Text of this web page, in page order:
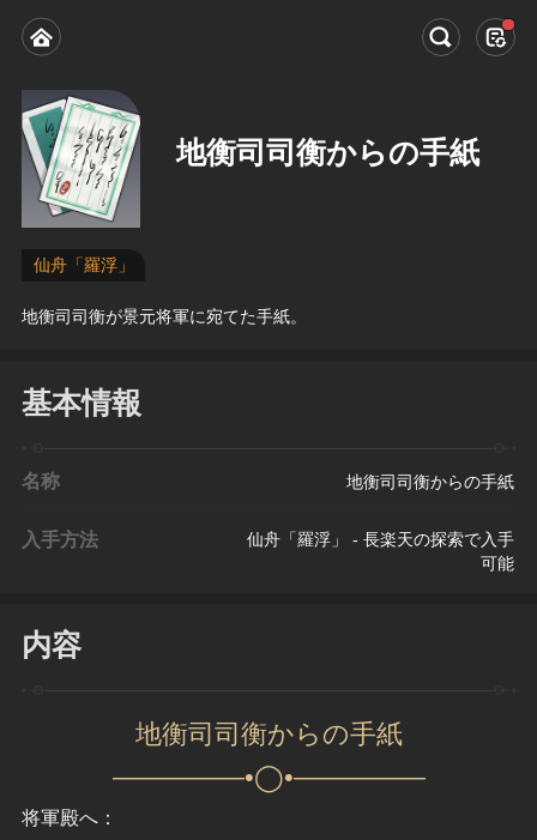
地衡司司衡からの手紙
仙舟「羅浮」
地衡司司衡が景元将軍に宛てた手紙。
基本情報
名称 地衡司司衡からの手紙
入手方法
仙舟「羅浮」 - 長楽天の探索で入手
可能
内容
地衡司司衡からの手紙
—————•◯•—————
将軍殿へ：